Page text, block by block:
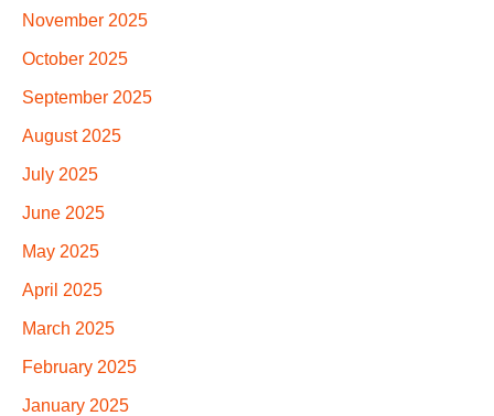
November 2025
October 2025
September 2025
August 2025
July 2025
June 2025
May 2025
April 2025
March 2025
February 2025
January 2025